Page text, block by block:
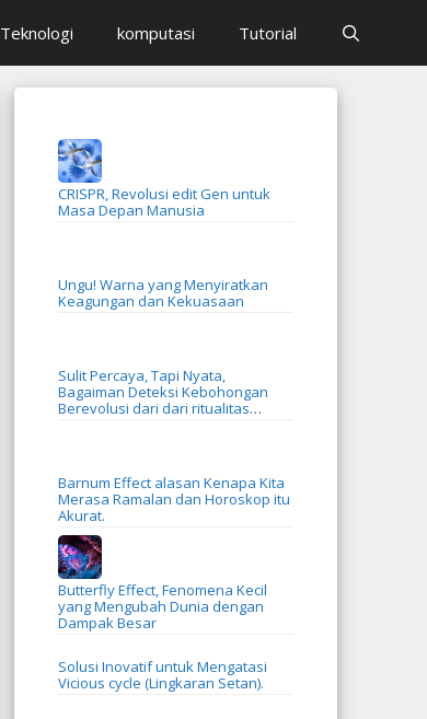
Teknologi komputasi Tutorial
CRISPR, Revolusi edit Gen untuk
Masa Depan Manusia
Ungu! Warna yang Menyiratkan
Keagungan dan Kekuasaan
Sulit Percaya, Tapi Nyata,
Bagaiman Deteksi Kebohongan
Berevolusi dari dari ritualitas
Barnum Effect alasan Kenapa Kita
Merasa Ramalan dan Horoskop itu
Akurat.
Butterfly Effect, Fenomena Kecil
yang Mengubah Dunia dengan
Dampak Besar
Solusi Inovatif untuk Mengatasi
Vicious cycle (Lingkaran Setan).